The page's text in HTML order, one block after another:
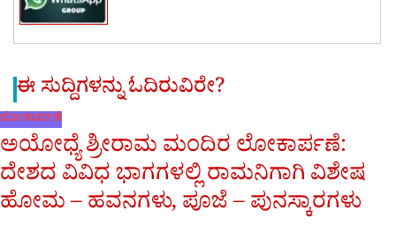
ಈ ಸುದ್ದಿಗಳನ್ನು ಓದಿರುವಿರೇ?
ಲೋಕಾರ್ಪಣೆ
ಅಯೋಧ್ಯೆ ಶ್ರೀರಾಮ ಮಂದಿರ ಲೋಕಾರ್ಪಣೆ:
ದೇಶದ ವಿವಿಧ ಭಾಗಗಳಲ್ಲಿ ರಾಮನಿಗಾಗಿ ವಿಶೇಷ
ಹೋಮ – ಹವನಗಳು, ಪೂಜೆ – ಪುನಸ್ಕಾರಗಳು